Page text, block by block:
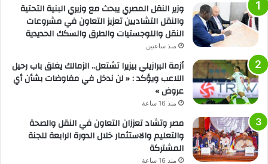
وزير النقل المصري يبحث مع وزيري البنية التحتية
والنقل التشاديين تعزيز التعاون في مشروعات
النقل واللوجستيات والطرق والسكك الحديدية
منذ ساعتين
أزمة البرازيلي بيزيرا تشتعل.. الزمالك يغلق باب رحيل
اللاعب ويؤكد : « لن ندخل في مفاوضات بشأن أي
عروض »
منذ 16 ساعة
مصر وتشاد تعززان التعاون في النقل والصحة
والتعليم والاستثمار خلال الدورة الرابعة للجنة
المشتركة
منذ 16 ساعة